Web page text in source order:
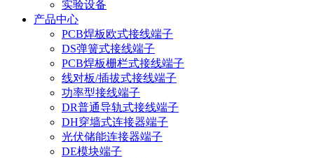
实验设备
产品中心
PCB焊板欧式接线端子
DS弹簧式接线端子
PCB焊板栅栏式接线端子
线对板/插拔式接线端子
功率型接线端子
DR普通导轨式接线端子
DH穿墙式连接器端子
光伏储能连接器端子
DE模块端子